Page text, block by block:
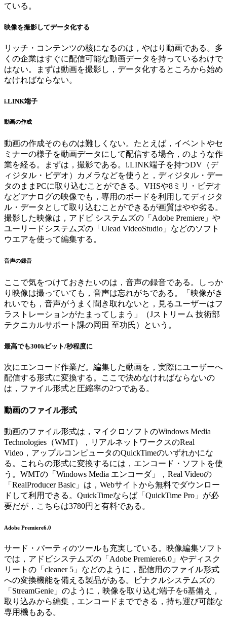
ている。
映像を撮影してデータ化する
リッチ・コンテンツの核になるのは，やはり動画である。多
くの企業はすぐに配信可能な動画データを持っているわけで
はない。まずは動画を撮影し，データ化するところから始め
なければならない。
i.LINK端子
動画の作成
動画の作成そのものは難しくない。たとえば，イベントやセ
ミナーの様子を動画データにして配信する場合，のような作
業を経る。まずは，撮影である。i.LINK端子を持つDV（デ
ィジタル・ビデオ）カメラなどを使うと，ディジタル・デー
タのままPCに取り込むことができる。VHSや8ミリ・ビデオ
などアナログの映像でも，専用のボードを利用してディジタ
ル・データとして取り込むことができるが画質はやや劣る。
撮影した映像は，アドビ システムズの「Adobe Premiere」や
ユーリードシステムズの「Ulead VideoStudio」などのソフト
ウエアを使って編集する。
音声の録音
ここで気をつけておきたいのは，音声の録音である。しっか
り映像は撮っていても，音声は忘れがちである。「映像がき
れいでも，音声がうまく聞き取れないと，見るユーザーはフ
ラストレーションがたまってしまう」（Jストリーム 技術部
テクニカルサポート課の岡田 至功氏）という。
最高でも300kビット/秒程度に
次にエンコード作業だ。編集した動画を，実際にユーザーへ
配信する形式に変換する。ここで決めなければならないの
は，ファイル形式と圧縮率の2つである。
動画のファイル形式
動画のファイル形式は，マイクロソフトのWindows Media
Technologies（WMT），リアルネットワークスのReal
Video，アップルコンピュータのQuickTimeのいずれかにな
る。これらの形式に変換するには，エンコード・ソフトを使
う。WMTの「Windows Media エンコーダ」，Real Videoの
「RealProducer Basic」は，Webサイトから無料でダウンロー
ドして利用できる。QuickTimeならば「QuickTime Pro」が必
要だが，こちらは3780円と有料である。
Adobe Premiere6.0
サード・パーティのツールも充実している。映像編集ソフト
では，アドビシステムズの「Adobe Premiere6.0」やディスク
リートの「cleaner 5」などのように，配信用のファイル形式
への変換機能を備える製品がある。ピナクルシステムズの
「StreamGenie」のように，映像を取り込む端子を6基備え，
取り込みから編集，エンコードまでできる，持ち運び可能な
専用機もある。